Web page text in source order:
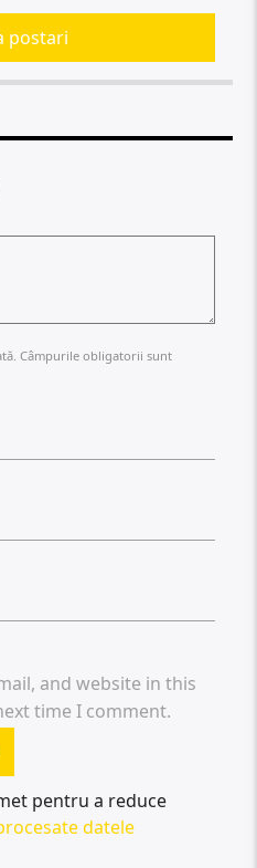
postari
Câmpurile obligatorii sunt
and website in this
time I comment.
pentru a reduce
datele